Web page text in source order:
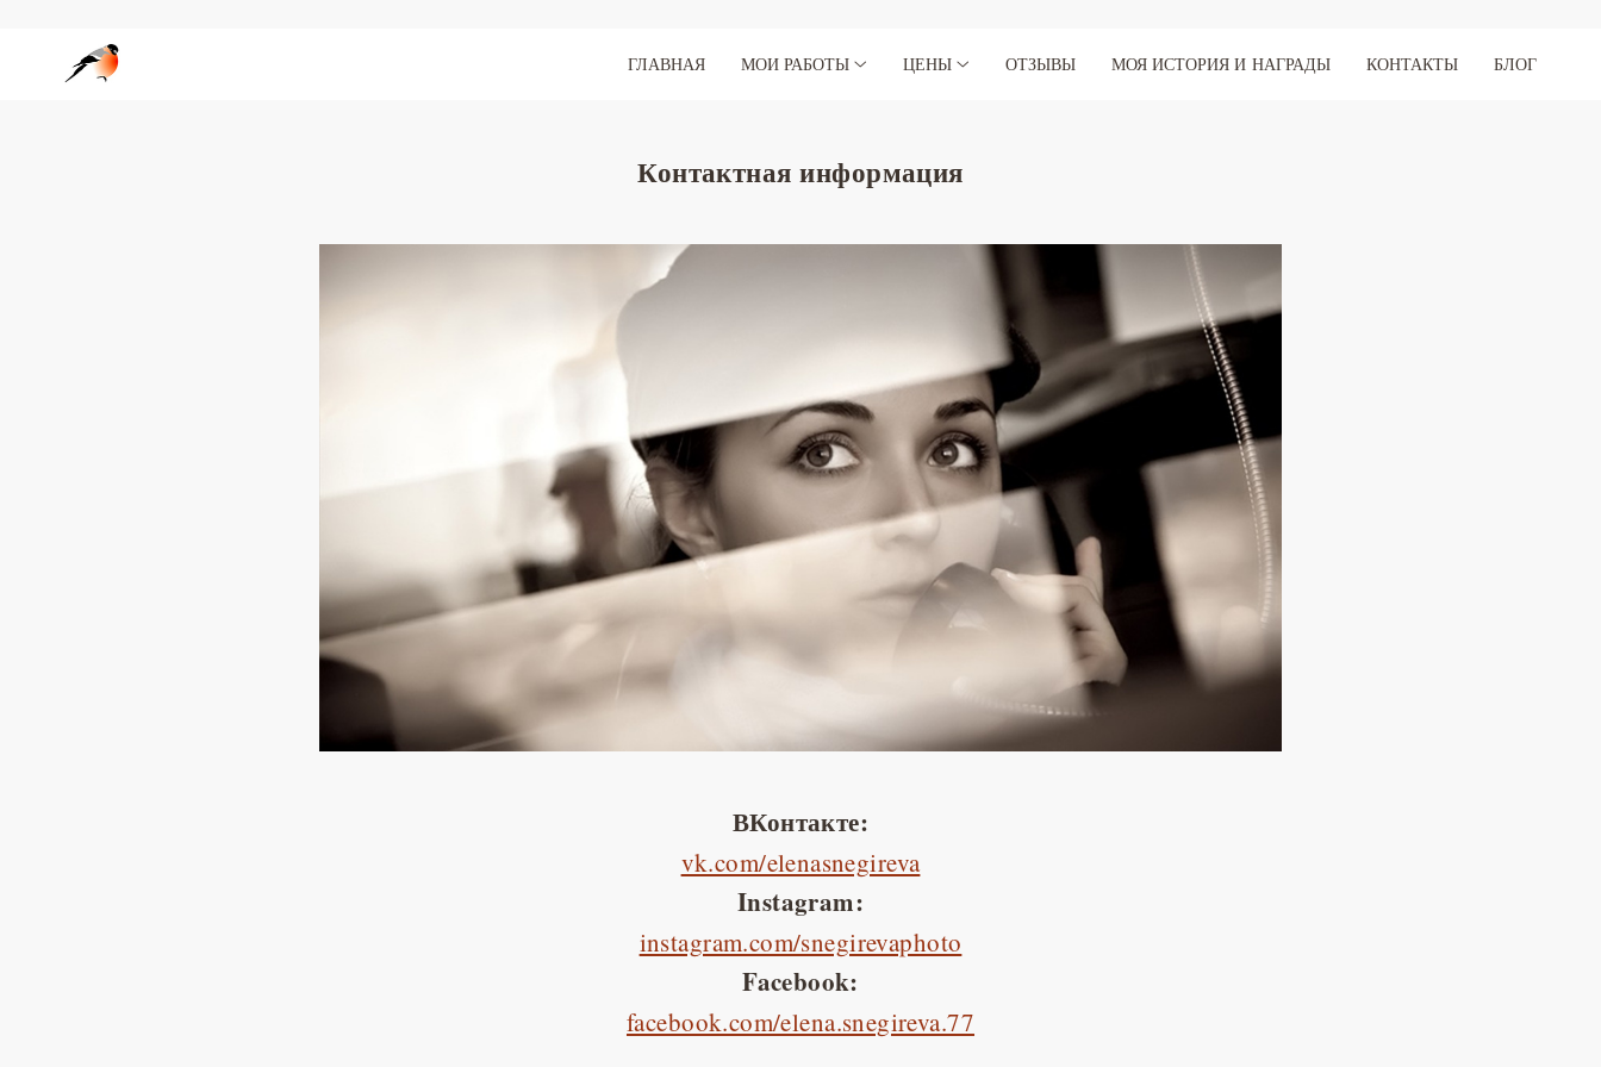
ГЛАВНАЯ МОИ РАБОТЫ ЦЕНЫ ОТЗЫВЫ МОЯ ИСТОРИЯ И НАГРАДЫ КОНТАКТЫ БЛОГ
Контактная информация
ВКонтакте:
vk.com/elenasnegireva
Instagram:
instagram.com/snegirevaphoto
Facebook:
facebook.com/elena.snegireva.77